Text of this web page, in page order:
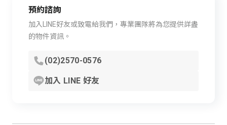
預約諮詢
加入LINE好友或致電給我們，專業團隊將為您提供詳盡
的物件資訊。
(02)2570-0576
加入 LINE 好友